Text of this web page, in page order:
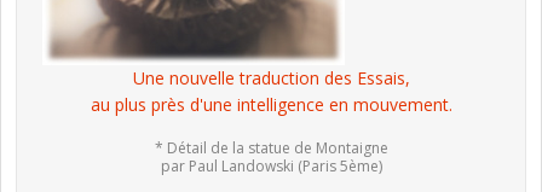
Une nouvelle traduction des Essais,
au plus près d'une intelligence en mouvement.
* Détail de la statue de Montaigne
par Paul Landowski (Paris 5ème)